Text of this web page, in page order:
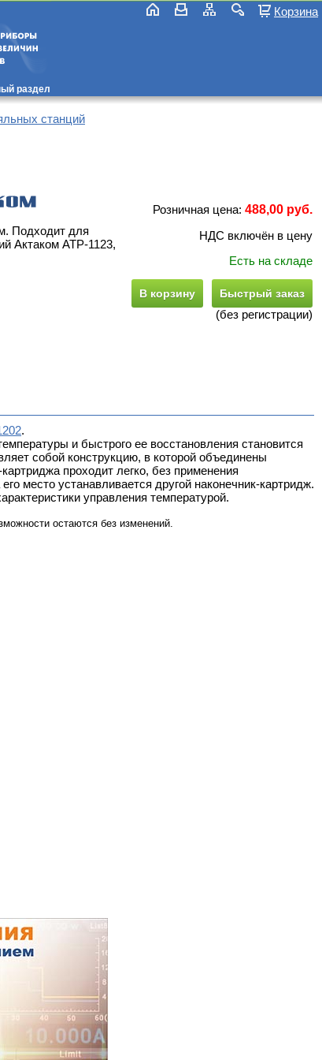
Корзина
раздел
станций
Подходит для
Актаком АТР-1123,
Розничная цена: 488,00 руб.
НДС включён в цену
Есть на складе
В корзину Быстрый заказ
(без регистрации)
.
и быстрого ее восстановления становится
собой конструкцию, в которой объединены
проходит легко, без применения
место устанавливается другой наконечник-картридж.
управления температурой.
остаются без изменений.